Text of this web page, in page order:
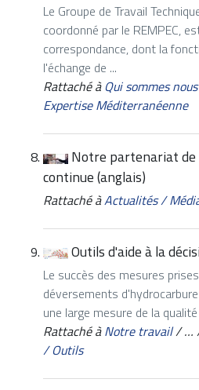
Le Groupe de Travail
coordonné par le REMPEC,
correspondance, dont la
l'échange de ...
Rattaché à Qui sommes nous
Expertise Méditerranéenne
Notre partenariat de
continue (anglais)
Rattaché àActualités /
Outils d'aide à la
Le succès des mesures
déversements
une large mesure de la
Rattaché à Notre travail/…
/ Outils